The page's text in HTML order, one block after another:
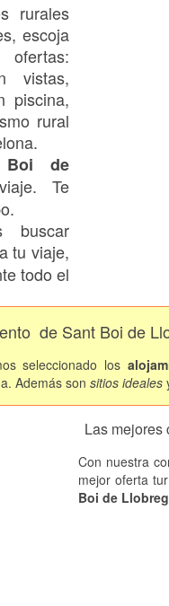
rurales
escoja
vistas,
piscina,
rural
Boi de
Te
buscar
tu viaje,
todo el
de Sant Boi de
seleccionado los
Además son sitios ideales
Las mejores
Con nuestra
mejor oferta
Boi de